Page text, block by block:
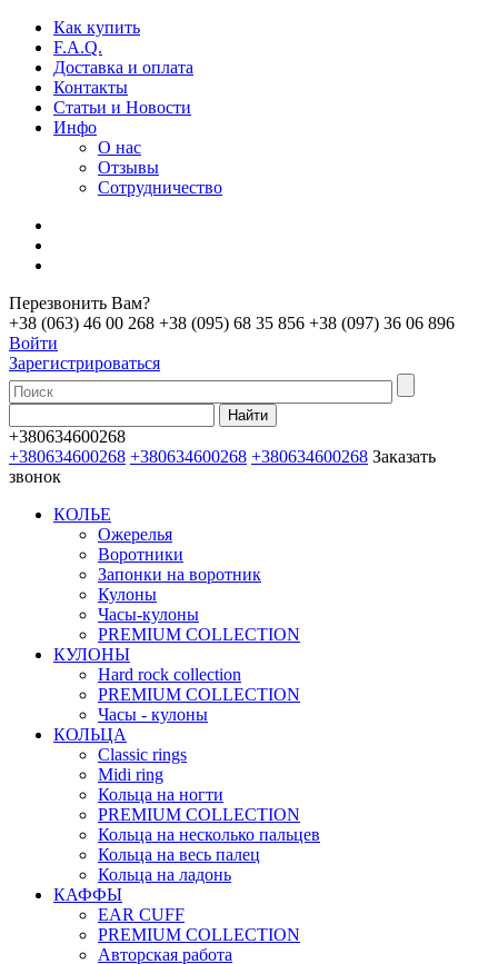
Как купить
F.A.Q.
Доставка и оплата
Контакты
Статьи и Новости
Инфо
О нас
Отзывы
Сотрудничество
Перезвонить Вам?
+38 (063) 46 00 268 +38 (095) 68 35 856 +38 (097) 36 06 896
Войти
Зарегистрироваться
+380634600268
+380634600268 +380634600268 +380634600268 Заказать
звонок
КОЛЬЕ
Ожерелья
Воротники
Запонки на воротник
Кулоны
Часы-кулоны
PREMIUM COLLECTION
КУЛОНЫ
Hard rock collection
PREMIUM COLLECTION
Часы - кулоны
КОЛЬЦА
Classic rings
Midi ring
Кольца на ногти
PREMIUM COLLECTION
Кольца на несколько пальцев
Кольца на весь палец
Кольца на ладонь
КАФФЫ
EAR CUFF
PREMIUM COLLECTION
Авторская работа